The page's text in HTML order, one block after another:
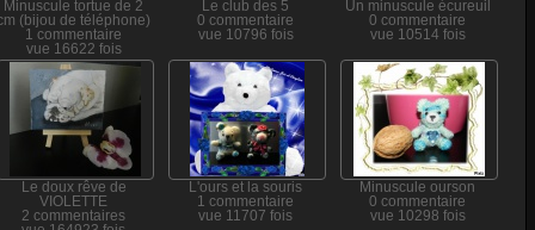
Minuscule tortue de 2
(bijou de téléphone)
1 commentaire
vue 16622 fois
Le club des 5
0 commentaire
vue 10796 fois
Un minuscule écureuil
0 commentaire
vue 10514 fois
Le doux rêve de
VIOLETTE
2 commentaires
L'ours et la souris
1 commentaire
vue 11707 fois
Minuscule ourson
0 commentaire
vue 10298 fois